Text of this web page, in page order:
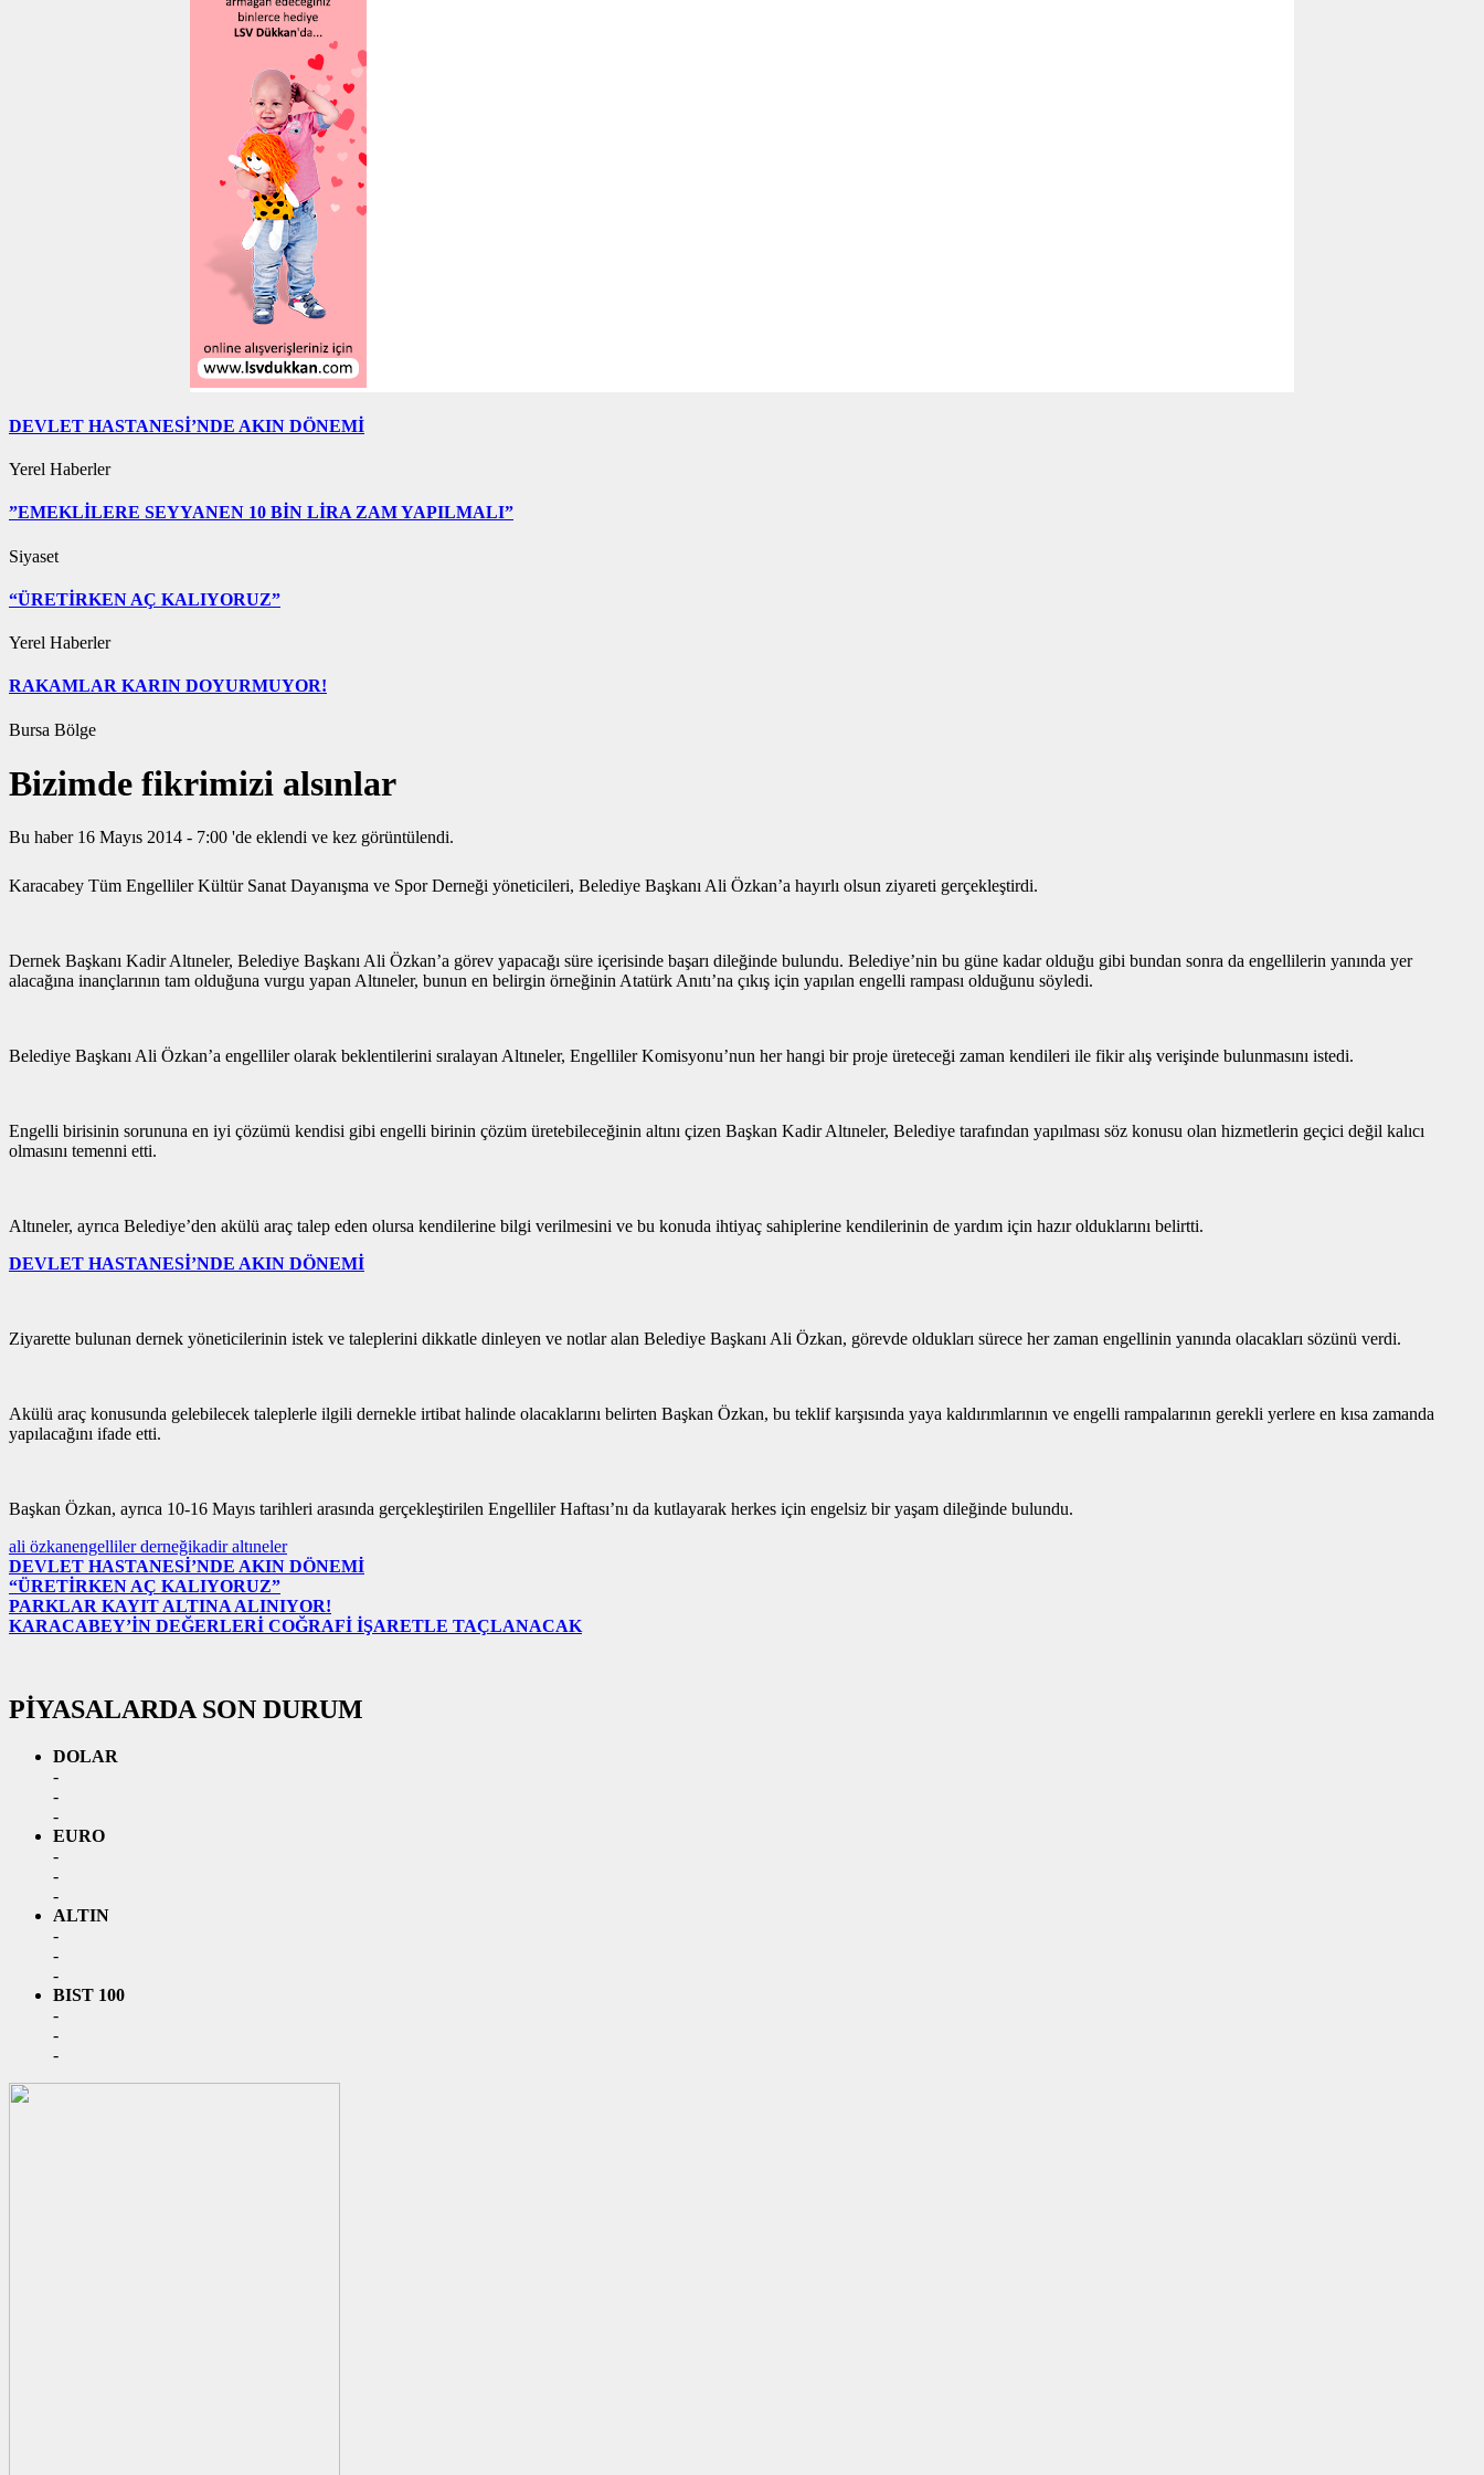
DEVLET HASTANESİ’NDE AKIN DÖNEMİ
Yerel Haberler
”EMEKLİLERE SEYYANEN 10 BİN LİRA ZAM YAPILMALI”
Siyaset
“ÜRETİRKEN AÇ KALIYORUZ”
Yerel Haberler
RAKAMLAR KARIN DOYURMUYOR!
Bursa Bölge
Bizimde fikrimizi alsınlar
Bu haber 16 Mayıs 2014 - 7:00 'de eklendi ve kez görüntülendi.
Karacabey Tüm Engelliler Kültür Sanat Dayanışma ve Spor Derneği yöneticileri, Belediye Başkanı Ali Özkan’a hayırlı olsun ziyareti gerçekleştirdi.
Dernek Başkanı Kadir Altıneler, Belediye Başkanı Ali Özkan’a görev yapacağı süre içerisinde başarı dileğinde bulundu. Belediye’nin bu güne kadar olduğu gibi bundan sonra da engellilerin yanında yer
alacağına inançlarının tam olduğuna vurgu yapan Altıneler, bunun en belirgin örneğinin Atatürk Anıtı’na çıkış için yapılan engelli rampası olduğunu söyledi.
Belediye Başkanı Ali Özkan’a engelliler olarak beklentilerini sıralayan Altıneler, Engelliler Komisyonu’nun her hangi bir proje üreteceği zaman kendileri ile fikir alış verişinde bulunmasını istedi.
Engelli birisinin sorununa en iyi çözümü kendisi gibi engelli birinin çözüm üretebileceğinin altını çizen Başkan Kadir Altıneler, Belediye tarafından yapılması söz konusu olan hizmetlerin geçici değil kalıcı
olmasını temenni etti.
Altıneler, ayrıca Belediye’den akülü araç talep eden olursa kendilerine bilgi verilmesini ve bu konuda ihtiyaç sahiplerine kendilerinin de yardım için hazır olduklarını belirtti.
DEVLET HASTANESİ’NDE AKIN DÖNEMİ
Ziyarette bulunan dernek yöneticilerinin istek ve taleplerini dikkatle dinleyen ve notlar alan Belediye Başkanı Ali Özkan, görevde oldukları sürece her zaman engellinin yanında olacakları sözünü verdi.
Akülü araç konusunda gelebilecek taleplerle ilgili dernekle irtibat halinde olacaklarını belirten Başkan Özkan, bu teklif karşısında yaya kaldırımlarının ve engelli rampalarının gerekli yerlere en kısa zamanda
yapılacağını ifade etti.
Başkan Özkan, ayrıca 10-16 Mayıs tarihleri arasında gerçekleştirilen Engelliler Haftası’nı da kutlayarak herkes için engelsiz bir yaşam dileğinde bulundu.
ali özkanengelliler derneğikadir altıneler
DEVLET HASTANESİ’NDE AKIN DÖNEMİ
“ÜRETİRKEN AÇ KALIYORUZ”
PARKLAR KAYIT ALTINA ALINIYOR!
KARACABEY’İN DEĞERLERİ COĞRAFİ İŞARETLE TAÇLANACAK
PİYASALARDA SON DURUM
DOLAR
-
-
-
EURO
-
-
-
ALTIN
-
-
-
BIST 100
-
-
-